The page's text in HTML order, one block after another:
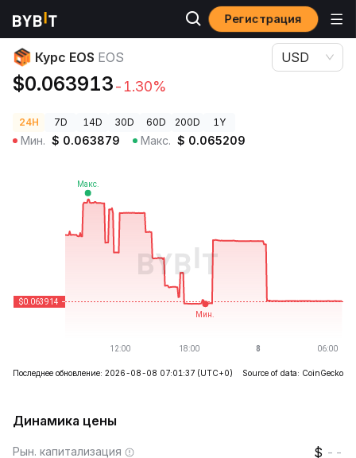
Регистрация
Цены криптовалют
Курс EOS EOS
$0.063913-1.30%
USD
24H 7D 14D 30D 60D 200D 1Y
Мин. $ 0.063879 Макс. $ 0.065209
Последнее обновление: 2026-08-08 07:01:37 (UTC+0) Source of data: CoinGecko
Динамика цены
Рын. капитализация --